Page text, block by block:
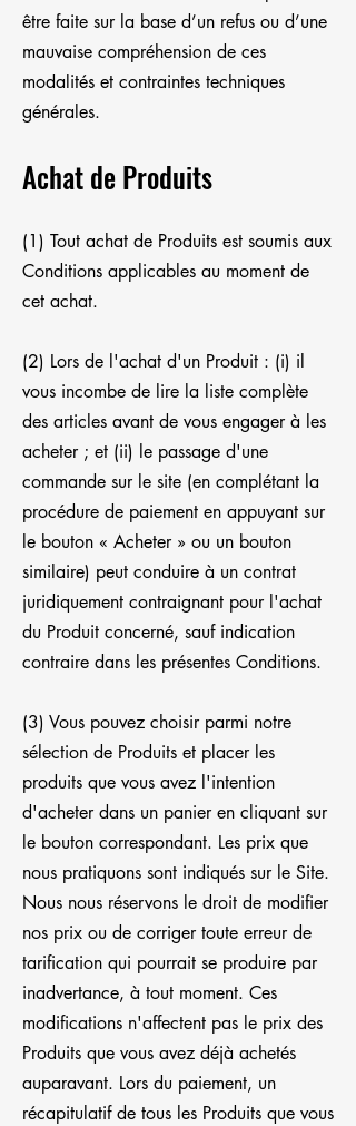
être faite sur la base d’un refus ou d’une
mauvaise compréhension de ces
modalités et contraintes techniques
générales.
Achat de Produits
(1) Tout achat de Produits est soumis aux
Conditions applicables au moment de
cet achat.
(2) Lors de l'achat d'un Produit : (i) il
vous incombe de lire la liste complète
des articles avant de vous engager à les
acheter ; et (ii) le passage d'une
commande sur le site (en complétant la
procédure de paiement en appuyant sur
le bouton « Acheter » ou un bouton
similaire) peut conduire à un contrat
juridiquement contraignant pour l'achat
du Produit concerné, sauf indication
contraire dans les présentes Conditions.
(3) Vous pouvez choisir parmi notre
sélection de Produits et placer les
produits que vous avez l'intention
d'acheter dans un panier en cliquant sur
le bouton correspondant. Les prix que
nous pratiquons sont indiqués sur le Site.
Nous nous réservons le droit de modifier
nos prix ou de corriger toute erreur de
tarification qui pourrait se produire par
inadvertance, à tout moment. Ces
modifications n'affectent pas le prix des
Produits que vous avez déjà achetés
auparavant. Lors du paiement, un
récapitulatif de tous les Produits que vous